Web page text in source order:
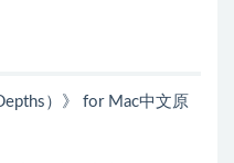
）》 for Mac中文原